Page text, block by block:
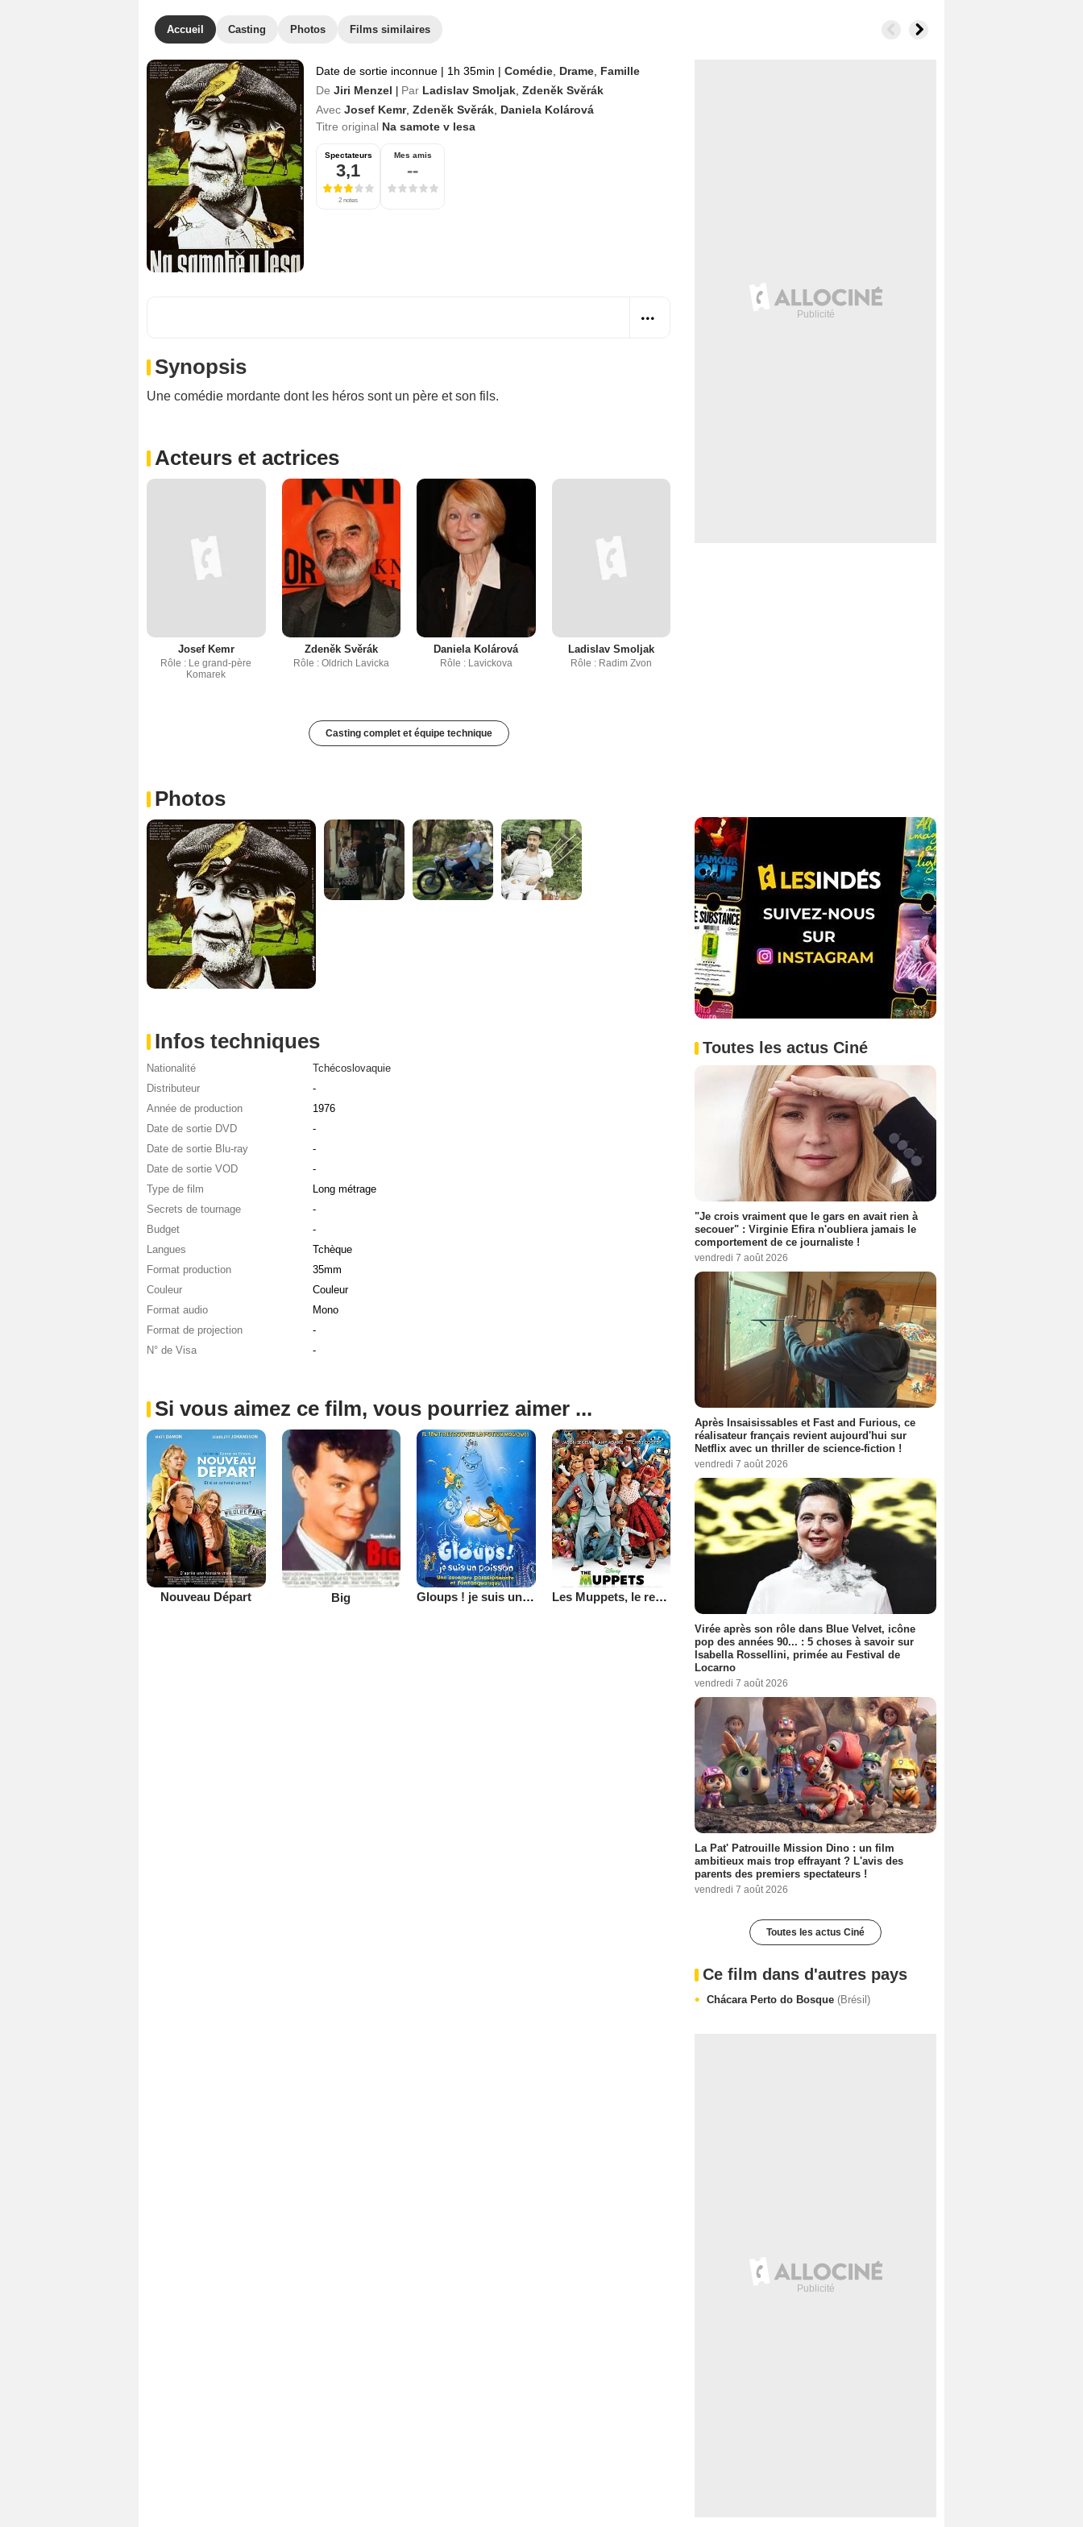
Accueil Casting Photos Films similaires
Date de sortie inconnue | 1h 35min | Comédie Drame Famille
De Jiri Menzel Par Ladislav Smoljak Zdeněk Svěrák
Avec Josef Kemr, Zdeněk Svěrák Daniela Kolárová
Titre original Na samote v lesa
Spectateurs
3,1
2 notes
Mes amis
--
Synopsis
Une comédie mordante dont les héros sont un père et son fils.
Acteurs et actrices
Josef Kemr
Rôle : Le grand-père
Komarek
Zdeněk Svěrák
Rôle : Oldrich Lavicka
Daniela Kolárová
Rôle : Lavickova
Ladislav Smoljak
Rôle : Radim Zvon
Casting complet et équipe technique
Photos
Infos techniques
Nationalité
Tchécoslovaquie
Distributeur
-
Année de production
1976
Date de sortie DVD
-
Date de sortie Blu-ray
-
Date de sortie VOD
-
Type de film
Long métrage
Secrets de tournage
-
Budget
-
Langues
Tchèque
Format production
35mm
Couleur
Couleur
Format audio
Mono
Format de projection
-
N° de Visa
-
Si vous aimez ce film, vous pourriez aimer ...
Nouveau Départ Big Gloups ! je suis un poisson Les Muppets, le retour
Toutes les actus Ciné
"Je crois vraiment que le gars en avait rien à
secouer" : Virginie Efira n'oubliera jamais le
comportement de ce journaliste !
vendredi 7 août 2026
Après Insaisissables et Fast and Furious, ce
réalisateur français revient aujourd'hui sur
Netflix avec un thriller de science-fiction !
vendredi 7 août 2026
Virée après son rôle dans Blue Velvet, icône
pop des années 90... : 5 choses à savoir sur
Isabella Rossellini, primée au Festival de
Locarno
vendredi 7 août 2026
La Pat' Patrouille Mission Dino : un film
ambitieux mais trop effrayant ? L'avis des
parents des premiers spectateurs !
vendredi 7 août 2026
Toutes les actus Ciné
Ce film dans d'autres pays
Chácara Perto do Bosque (Brésil)